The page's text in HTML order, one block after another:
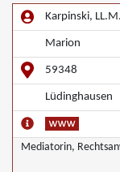
Karpinski, LL.M.
Marion
59348
Lüdinghausen
Mediatorin,